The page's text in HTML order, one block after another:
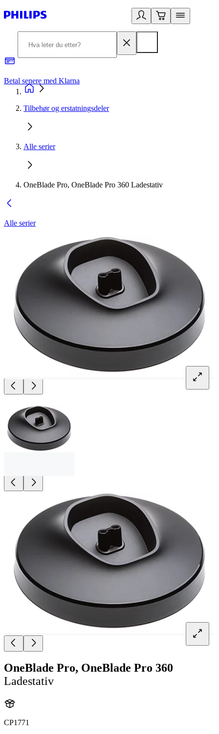
Betal senere med Klarna
Tilbehør og erstatningsdeler
Alle serier
OneBlade Pro, OneBlade Pro 360 Ladestativ
Alle serier
OneBlade Pro, OneBlade Pro 360
Ladestativ
CP1771